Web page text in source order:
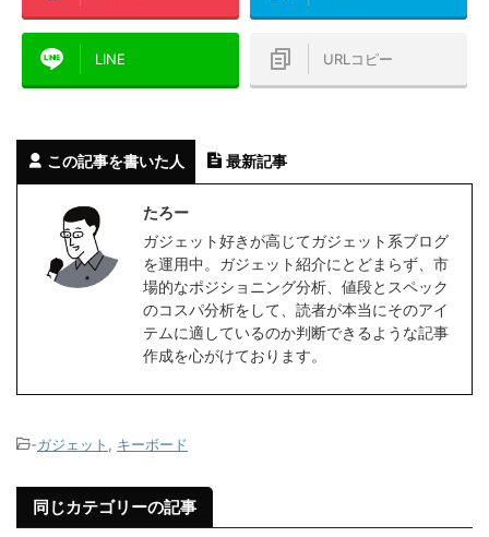
LINE URLコピー
この記事を書いた人 最新記事
たろー
ガジェット好きが高じてガジェット系ブログ
を運用中。ガジェット紹介にとどまらず、市
場的なポジショニング分析、値段とスペック
のコスパ分析をして、読者が本当にそのアイ
テムに適しているのか判断できるような記事
作成を心がけております。
-ガジェット キーボード
同じカテゴリーの記事